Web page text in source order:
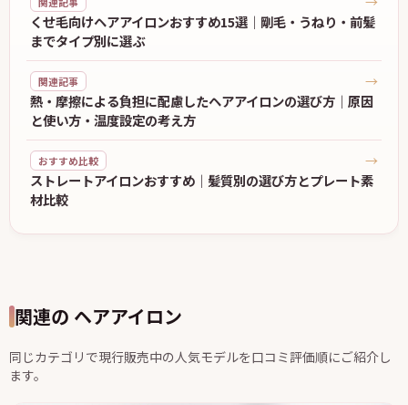
くせ毛向けヘアアイロンおすすめ15選｜剛毛・うねり・前髪
までタイプ別に選ぶ
関連記事
熱・摩擦による負担に配慮したヘアアイロンの選び方｜原因
と使い方・温度設定の考え方
→
おすすめ比較
ストレートアイロンおすすめ｜髪質別の選び方とプレート素
材比較
→
関連の ヘアアイロン
同じカテゴリで現行販売中の人気モデルを口コミ評価順にご紹介し
ます。